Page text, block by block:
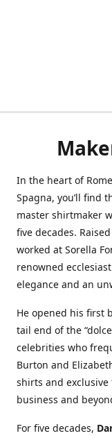
In the heart of
Spagna, you’ll find
master shirtmaker
five decades.
worked at Sorella
renowned
elegance and an
He opened his first
tail end of the
celebrities who
Burton and
shirts and
business and
For five decades,